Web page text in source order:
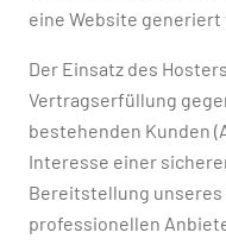
eine Website generiert
Der Einsatz des
Vertragserfüllung
bestehenden Kunden
Interesse einer
Bereitstellung
professionellen